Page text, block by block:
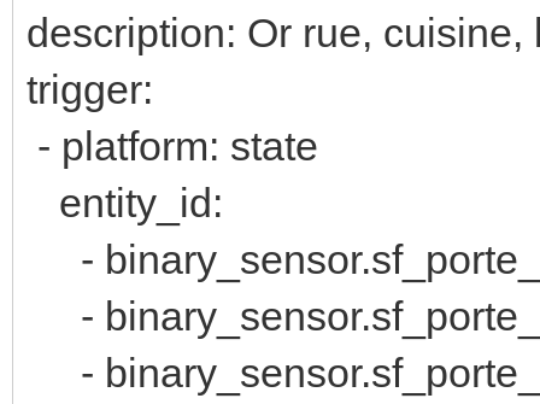
description: Or rue, cuisine,
trigger:
- platform: state
entity_id:
-
-
-